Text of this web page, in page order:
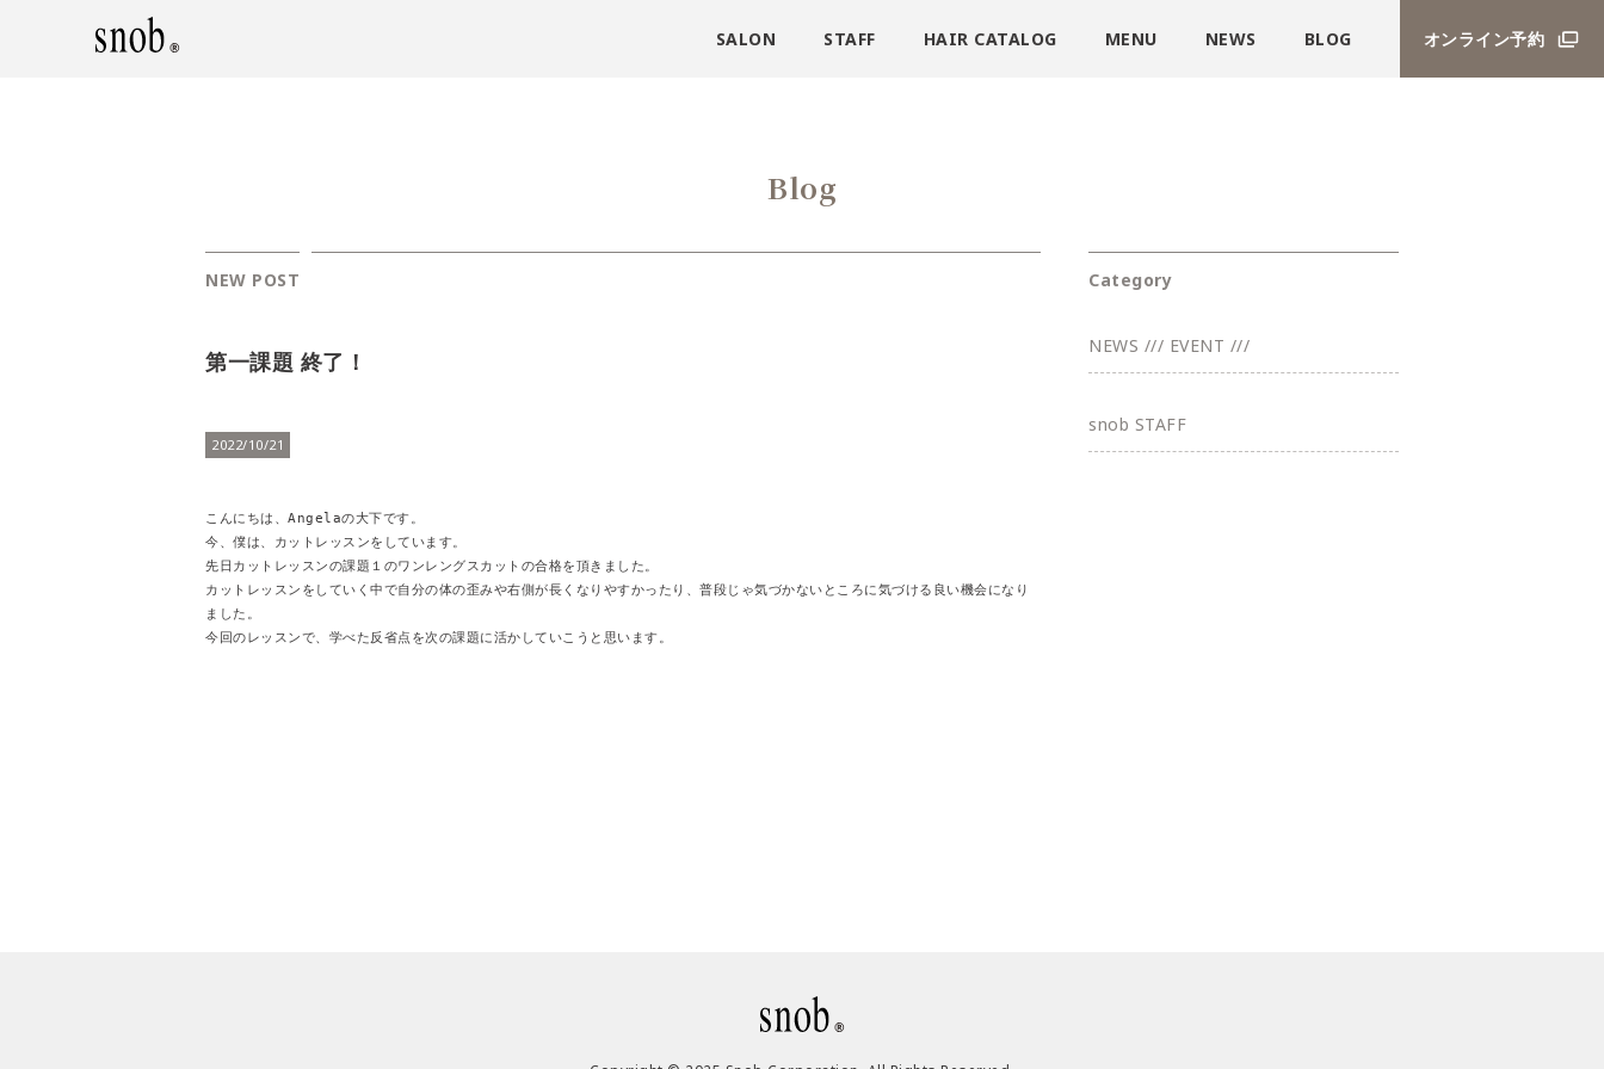
SALON STAFF HAIR CATALOG MENU NEWS BLOG オンライン予約
Blog
NEW POST
第一課題 終了！
2022/10/21
こんにちは、Angelaの大下です。
今、僕は、カットレッスンをしています。
先日カットレッスンの課題１のワンレングスカットの合格を頂きました。
カットレッスンをしていく中で自分の体の歪みや右側が長くなりやすかったり、普段じゃ気づかないところに気づける良い機会になり
ました。
今回のレッスンで、学べた反省点を次の課題に活かしていこうと思います。
Category
NEWS /// EVENT ///
snob STAFF